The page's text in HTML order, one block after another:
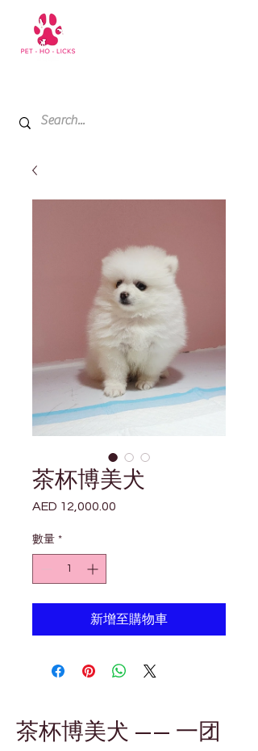
茶杯博美犬
AED 12,000.00
數量 *
新增至購物車
茶杯博美犬 —— 一团